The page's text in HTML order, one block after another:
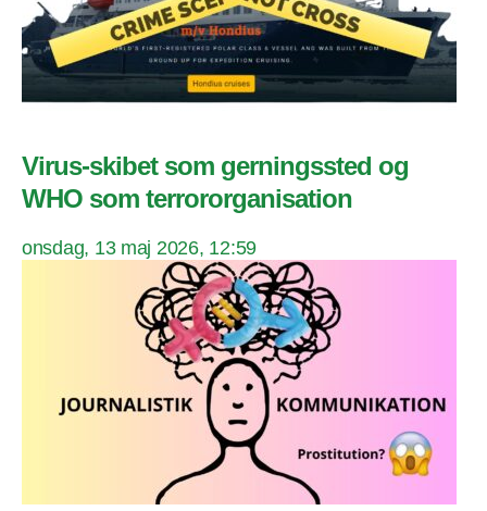
Virus-skibet som gerningssted og
WHO som terrororganisation
onsdag, 13 maj 2026, 12:59